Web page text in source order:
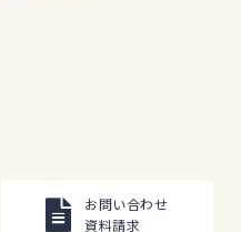
お問い合わせ
資料請求